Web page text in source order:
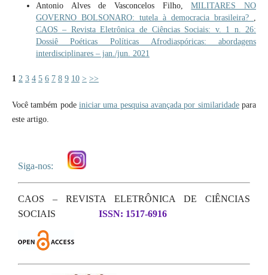
Antonio Alves de Vasconcelos Filho,MILITARES NO
GOVERNO BOLSONARO: tutela à democracia brasileira? ,
CAOS – Revista Eletrônica de Ciências Sociais: v. 1 n. 26:
Dossiê Poéticas Políticas Afrodiaspóricas: abordagens
interdisciplinares – jan./jun. 2021
1 2 3 4 5 6 7 8 9 10 > >>
Você também pode iniciar uma pesquisa avançada por similaridadepara
este artigo.
Siga-nos:
CAOS – REVISTA ELETRÔNICA DE CIÊNCIAS
SOCIAIS
ISSN: 1517-6916